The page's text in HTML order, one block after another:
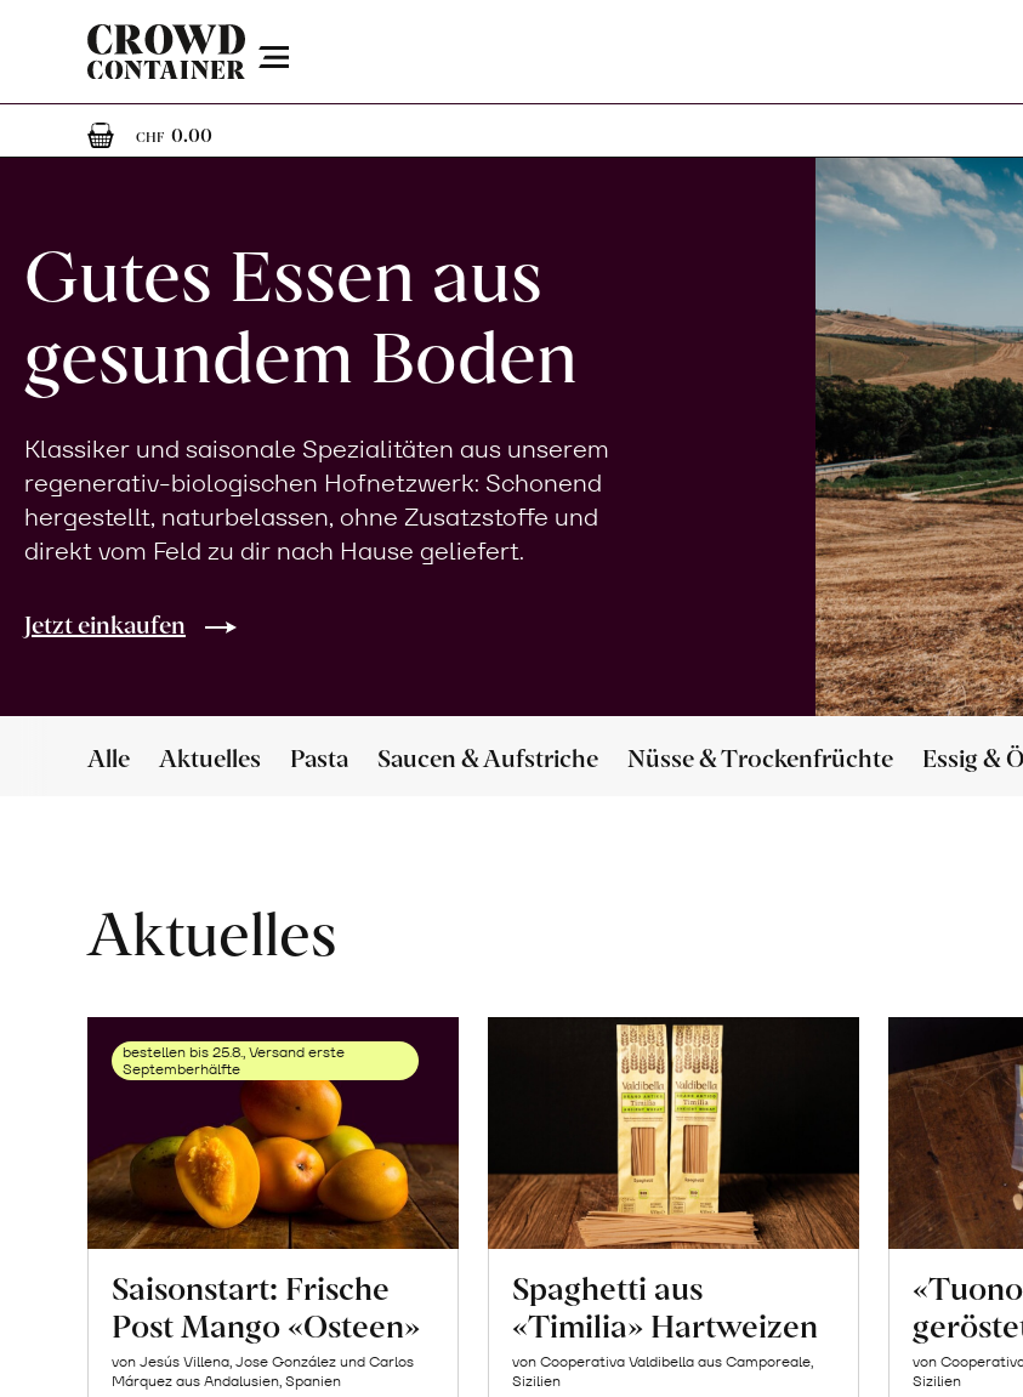
Menu
CHF 0.000 Artikel im Warenkorb
Gutes Essen aus
gesundem Boden
Klassiker und saisonale Spezialitäten aus unserem
regenerativ-biologischen Hofnetzwerk: Schonend
hergestellt, naturbelassen, ohne Zusatzstoffe und
direkt vom Feld zu dir nach Hause geliefert.
Jetzt einkaufen
Alle Aktuelles Pasta Saucen & Aufstriche Nüsse & Trockenfrüchte Essig &
Aktuelles
bestellen bis 25.8., Versand erste
Septemberhälfte
Saisonstart: Frische
Post Mango «Osteen»
von Jesús Villena, Jose González und Carlos
Márquez aus Andalusien, Spanien
Spaghetti aus
«Timilia» Hartweizen
von Cooperativa Valdibella aus Camporeale,
Sizilien
von
Sizilien